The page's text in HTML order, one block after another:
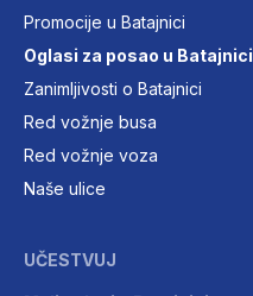
Promocije u Batajnici
Oglasi za posao u Batajnici
Zanimljivosti o Batajnici
Red vožnje busa
Red vožnje voza
Naše ulice
UČESTVUJ